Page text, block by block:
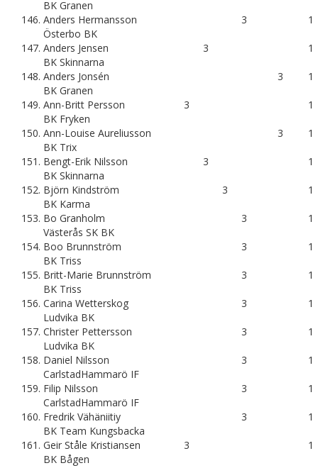
BK Granen
146. Anders Hermansson
Österbo BK
3 1
147. Anders Jensen
BK Skinnarna
3 1
148. Anders Jonsén
BK Granen
3 1
149. Ann-Britt Persson
BK Fryken
3 1
150. Ann-Louise Aureliusson
BK Trix
3 1
151. Bengt-Erik Nilsson
BK Skinnarna
3 1
152. Björn Kindström
BK Karma
3 1
153. Bo Granholm
Västerås SK BK
3 1
154. Boo Brunnström
BK Triss
3 1
155. Britt-Marie Brunnström
BK Triss
3 1
156. Carina Wetterskog
Ludvika BK
3 1
157. Christer Pettersson
Ludvika BK
3 1
158. Daniel Nilsson
CarlstadHammarö IF
3 1
159. Filip Nilsson
CarlstadHammarö IF
3 1
160. Fredrik Vähäniitiy
BK Team Kungsbacka
3 1
161. Geir Ståle Kristiansen
BK Bågen
3 1